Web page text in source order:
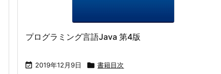
プログラミング言語Java 第4版
 2019年12月9日  書籍目次